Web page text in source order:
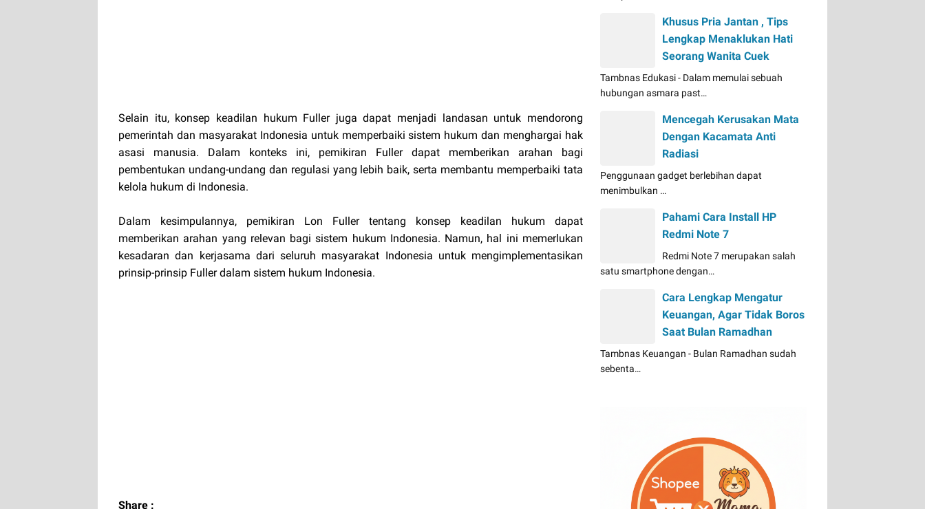
Selain itu, konsep keadilan hukum Fuller juga dapat menjadi landasan untuk mendorong
pemerintah dan masyarakat Indonesia untuk memperbaiki sistem hukum dan menghargai hak
asasi manusia. Dalam konteks ini, pemikiran Fuller dapat memberikan arahan bagi
pembentukan undang-undang dan regulasi yang lebih baik, serta membantu memperbaiki tata
kelola hukum di Indonesia.
Dalam kesimpulannya, pemikiran Lon Fuller tentang konsep keadilan hukum dapat
memberikan arahan yang relevan bagi sistem hukum Indonesia. Namun, hal ini memerlukan
kesadaran dan kerjasama dari seluruh masyarakat Indonesia untuk mengimplementasikan
prinsip-prinsip Fuller dalam sistem hukum Indonesia.
Share :
Khusus Pria Jantan , Tips
Lengkap Menaklukan Hati
Seorang Wanita Cuek
Tambnas Edukasi - Dalam memulai sebuah
hubungan asmara past…
Mencegah Kerusakan Mata
Dengan Kacamata Anti
Radiasi
Penggunaan gadget berlebihan dapat
menimbulkan …
Pahami Cara Install HP
Redmi Note 7
Redmi Note 7 merupakan salah
satu smartphone dengan…
Cara Lengkap Mengatur
Keuangan, Agar Tidak Boros
Saat Bulan Ramadhan
Tambnas Keuangan - Bulan Ramadhan sudah
sebenta…